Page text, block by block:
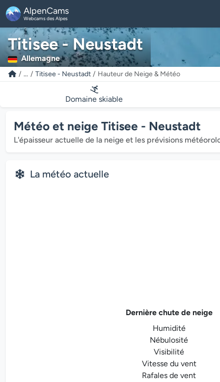
AlpenCams
Webcams des Alpes
Titisee - Neustadt
Allemagne
... Titisee - Neustadt Hauteur de Neige & Météo
Domaine skiable
Météo et neige Titisee - Neustadt
L'épaisseur actuelle de la neige et les prévisions
La météo actuelle
Dernière chute de neige
Humidité
Nébulosité
Visibilité
Vitesse du vent
Rafales de vent